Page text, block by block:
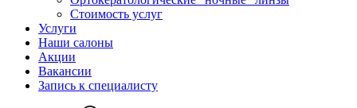
Стоимость услуг
Услуги
Наши салоны
Акции
Вакансии
Запись к специалисту